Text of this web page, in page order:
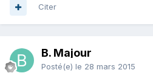
Citer
B. Majour
Posté(e) le 28 mars 2015